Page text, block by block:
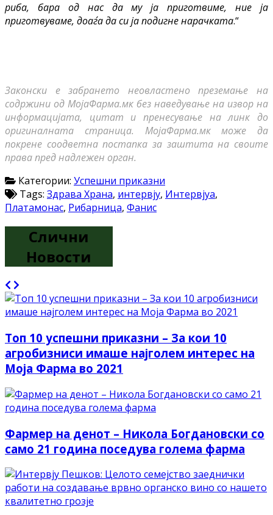
риба, бара од нас да му ја приготвиме, ние ја
приготвуваме, доаѓа да си ја подигне нарачката.“
Законски е забрането неовластено преземање на
содржини од МојаФарма.мк без наведување на извор на
информацијата, цитат и пренесување на линк до
оригиналната страница. МојаФарма.мк може да
покрене соодветна постапка за заштита на своите
права пред надлежен орган.
Категории: Успешни приказни
Tags: Здрава Храна, интервју, Интервјуа,
Платамонас, Рибарница, Фанис
Слични
Новости
Топ 10 успешни приказни – За кои 10
агробизниси имаше најголем интерес на
Моја Фарма во 2021
Фармер на денот – Никола Богдановски со
само 21 година поседува голема фарма